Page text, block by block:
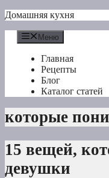
Перейти
содержимому
Домашняя кухня
Меню
Главная
Рецепты
Блог
Каталог статей
которые
15 вещей,
девушки